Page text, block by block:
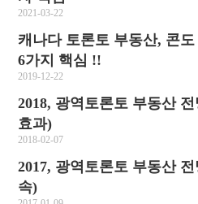
2021-03-22
캐나다 토론토 부동산, 콘
6가지 핵심 !!
2019-12-22
2018, 광역토론토 부동산
효과)
2018-02-07
2017, 광역토론토 부동산
속)